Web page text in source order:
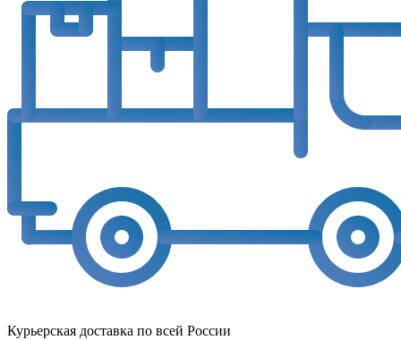
Курьерская доставка по всей России